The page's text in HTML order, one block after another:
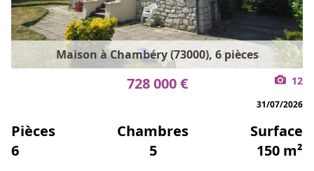
Maison à Chambéry (73000), 6 pièces
728 000 € 12
31/07/2026
Pièces
6
Chambres
5
Surface
150 m²